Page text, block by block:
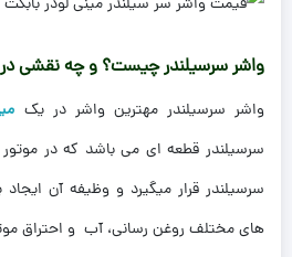
واشر سرسیلندر چیست؟ و چه نقشی در
واشر سرسیلندر مهترین واشر در یک
سرسیلندر قطعه ای می باشد که در موتور
سرسیلندر قرار میگیرد و وظیفه آن
های مختلف روغن رسانی، آب و احتراق